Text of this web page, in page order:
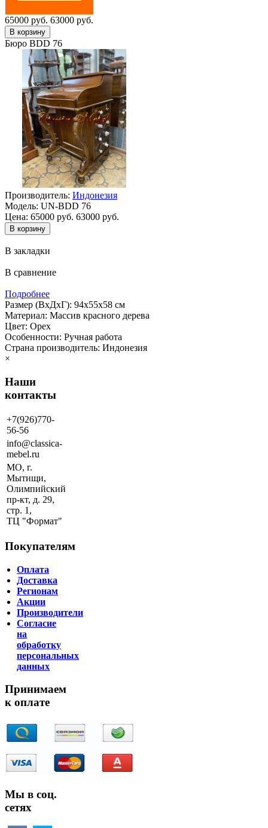
65000 руб. 63000 руб.
Бюро BDD 76
Производитель: Индонезия
Модель: UN-BDD 76
Цена: 65000 руб. 63000 руб.
В закладки
В сравнение
Подробнее
Размер (ВхДхГ): 94х55х58 см
Материал: Массив красного дерева
Цвет: Орех
Особенности: Ручная работа
Страна производитель: Индонезия
×
Наши
контакты
+7(926)770-
56-56
info@classica-
mebel.ru
МО, г.
Мытищи,
Олимпийский
пр-кт, д. 29,
стр. 1,
ТЦ "Формат"
Покупателям
Оплата
Доставка
Регионам
Акции
Производители
Согласие
на
обработку
персональных
данных
Принимаем
к оплате
Мы в соц.
сетях